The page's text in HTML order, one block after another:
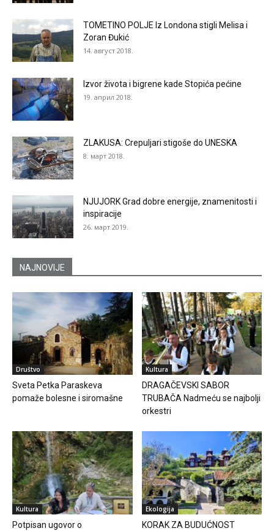
TOMETINO POLJE Iz Londona stigli Melisa i
Zoran Đukić
14. август 2018.
Izvor života i bigrene kade Stopića pećine
19. април 2018.
ZLAKUSA: Crepuljari stigoše do UNESKA
8. март 2018.
NJUJORK Grad dobre energije, znamenitosti i
inspiracije
26. март 2019.
NAJNOVIJE
Društvo
Sveta Petka Paraskeva
pomaže bolesne i siromašne
Kultura
DRAGAČEVSKI SABOR
TRUBAČA Nadmeću se najbolji
orkestri
Kultura
Potpisan ugovor o
Ekologija
KORAK ZA BUDUĆNOST